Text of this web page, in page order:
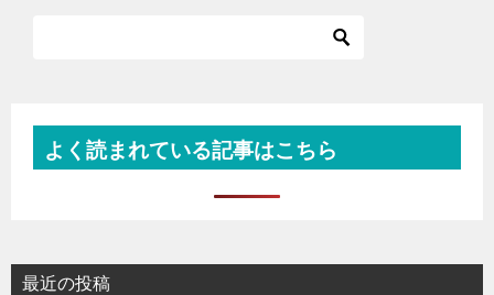
よく読まれている記事はこちら
最近の投稿